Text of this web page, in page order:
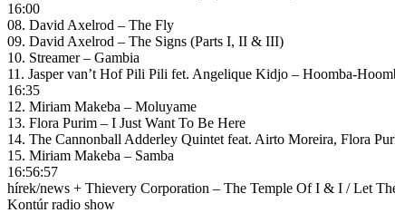
16:00
08. David Axelrod – The Fly
09. David Axelrod – The Signs (Parts I, II & III)
10. Streamer – Gambia
11. Jasper van’t Hof Pili Pili fet. Angelique Kidjo – Hoomba-
16:35
12. Miriam Makeba – Moluyame
13. Flora Purim – I Just Want To Be Here
14. The Cannonball Adderley Quintet ‎feat. Airto Moreira, Flora
15. Miriam Makeba – Samba
16:56:57
hírek/news + Thievery Corporation – The Temple Of I & I / Let
Kontúr radio show